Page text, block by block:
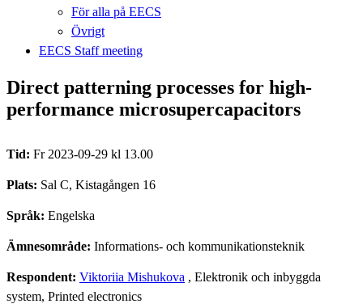
För alla på EECS
Övrigt
EECS Staff meeting
Direct patterning processes for high-
performance microsupercapacitors
Tid: Fr 2023-09-29 kl 13.00
Plats: Sal C, Kistagången 16
Språk: Engelska
Ämnesområde: Informations- och kommunikationsteknik
Respondent: Viktoriia Mishukova , Elektronik och inbyggda
system, Printed electronics